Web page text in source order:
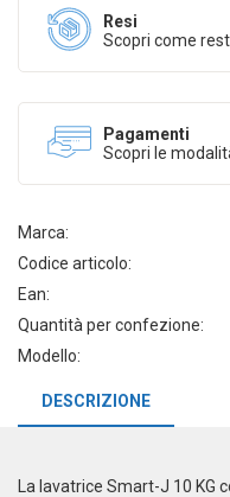
Resi
Scopri come
Pagamenti
Scopri le
Marca:
Codice articolo:
Ean:
Quantità per confezione:
Modello:
DESCRIZIONE
La lavatrice Smart-J 10 KG